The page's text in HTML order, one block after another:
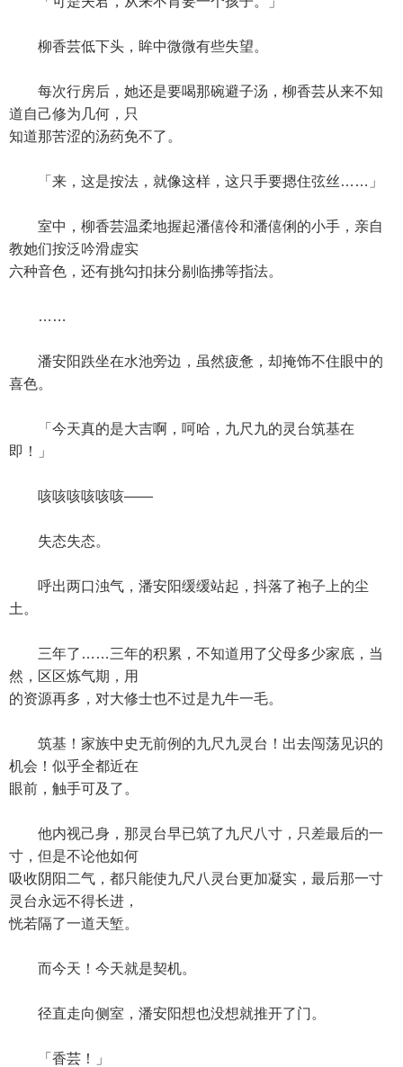
柳香芸低下头，眸中微微有些失望。
每次行房后，她还是要喝那碗避子汤，柳香芸从来不知
道自己修为几何，只
知道那苦涩的汤药免不了。
「来，这是按法，就像这样，这只手要摁住弦丝……」
室中，柳香芸温柔地握起潘僖伶和潘僖俐的小手，亲自
教她们按泛吟滑虚实
六种音色，还有挑勾扣抹分剔临拂等指法。
……
潘安阳跌坐在水池旁边，虽然疲惫，却掩饰不住眼中的
喜色。
「今天真的是大吉啊，呵哈，九尺九的灵台筑基在
即！」
咳咳咳咳咳咳——
失态失态。
呼出两口浊气，潘安阳缓缓站起，抖落了袍子上的尘
土。
三年了……三年的积累，不知道用了父母多少家底，当
然，区区炼气期，用
的资源再多，对大修士也不过是九牛一毛。
筑基！家族中史无前例的九尺九灵台！出去闯荡见识的
机会！似乎全都近在
眼前，触手可及了。
他内视己身，那灵台早已筑了九尺八寸，只差最后的一
寸，但是不论他如何
吸收阴阳二气，都只能使九尺八灵台更加凝实，最后那一寸
灵台永远不得长进，
恍若隔了一道天堑。
而今天！今天就是契机。
径直走向侧室，潘安阳想也没想就推开了门。
「香芸！」